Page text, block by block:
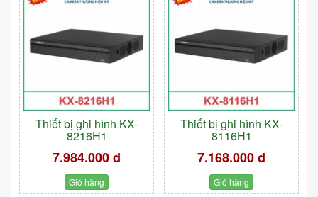
Thiết bị ghi hình KX-
8216H1
7.984.000 đ
Giỏ hàng
Thiết bị ghi hình KX-
8116H1
7.168.000 đ
Giỏ hàng